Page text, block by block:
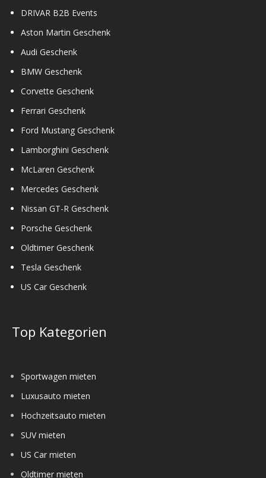
DRIVAR B2B Events
Aston Martin Geschenk
Audi Geschenk
BMW Geschenk
Corvette Geschenk
Ferrari Geschenk
Ford Mustang Geschenk
Lamborghini Geschenk
McLaren Geschenk
Mercedes Geschenk
Nissan GT-R Geschenk
Porsche Geschenk
Oldtimer Geschenk
Tesla Geschenk
US Car Geschenk
Top Kategorien
Sportwagen mieten
Luxusauto mieten
Hochzeitsauto mieten
SUV mieten
US Car mieten
Oldtimer mieten